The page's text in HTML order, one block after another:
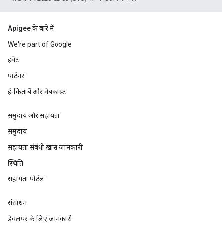
Apigee के बारे में
We're part of Google
इवेंट
पार्टनर
ई-किताबें और वेबकास्ट
समुदाय और सहायता
समुदाय
सहायता संबंधी खास जानकारी
स्थिति
सहायता पोर्टल
संसाधन
डेवलपर के लिए जानकारी